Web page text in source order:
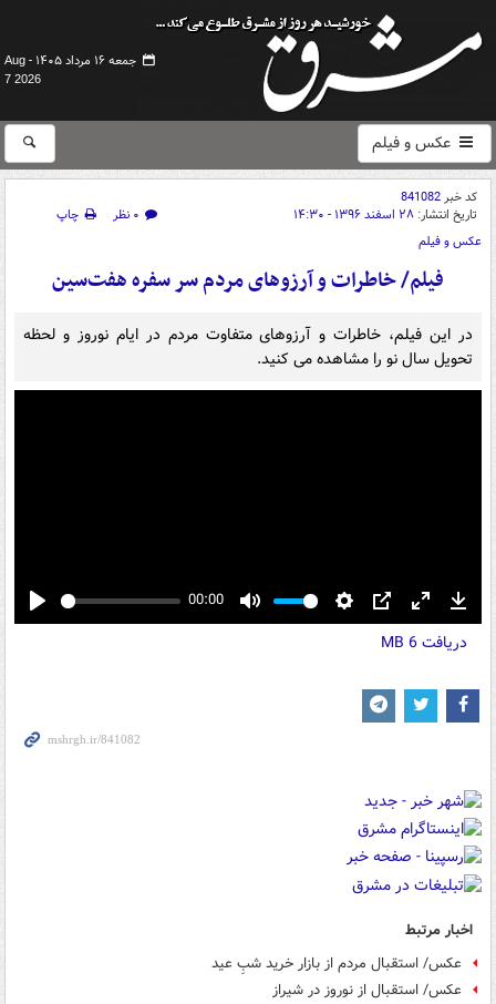
جمعه ۱۶ مرداد ۱۴۰۵ -
Aug
7 2026
عکس و فیلم
کد خبر841082
تاریخ انتشار: ۲۸ اسفند ۱۳۹۶ - ۱۴:۳۰ ۰ نظر
چاپ
عکس و فیلم
فیلم/ خاطرات و آرزوهای مردم سر سفره هفت‌سین
در این فیلم، خاطرات و آرزوهای متفاوت مردم در ایام نوروز و لحظه
تحویل سال نو را مشاهده می کنید.
Play
00:00
Mute Settings
PIP Enter
fullscreen
دریافت6 MB
اخبار مرتبط
عکس/ استقبال مردم از بازار خرید شبِ عید
عکس/ استقبال از نوروز در شیراز